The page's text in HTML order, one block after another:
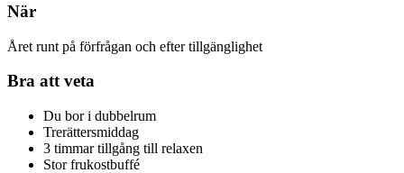
När
Året runt på förfrågan och efter tillgänglighet
Bra att veta
Du bor i dubbelrum
Trerättersmiddag
3 timmar tillgång till relaxen
Stor frukostbuffé